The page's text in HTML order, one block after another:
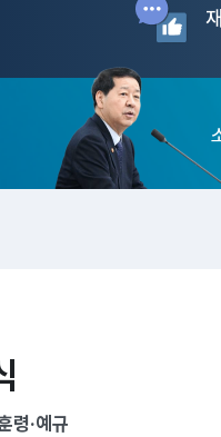
령·예규